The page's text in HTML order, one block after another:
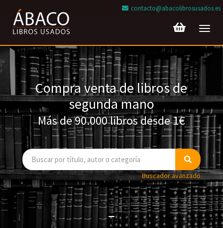
contacto@abacolibrosusados.es
Compra venta de libros de
segunda mano
Más de 90.000 libros desde 1€
Buscador avanzado